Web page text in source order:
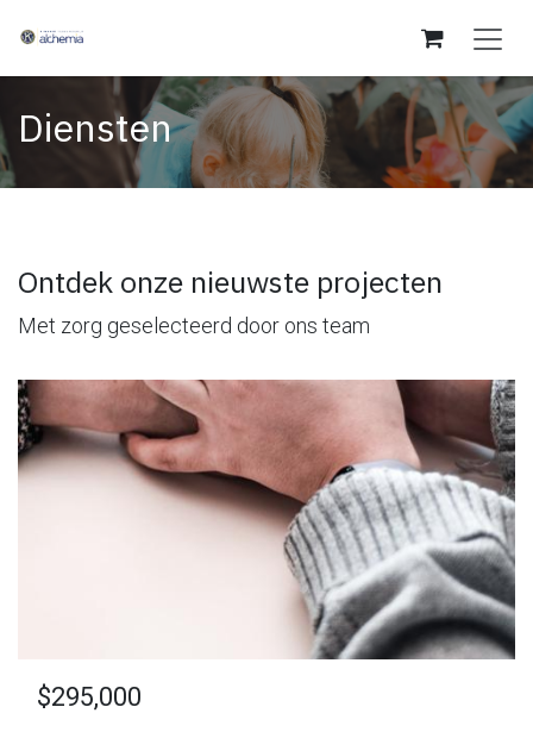
Diensten
Ontdek onze nieuwste projecten
Met zorg geselecteerd door ons team
$295,000